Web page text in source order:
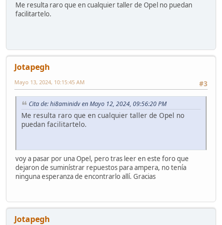
Me resulta raro que en cualquier taller de Opel no puedan
facilitartelo.
Jotapegh
#3
Mayo 13, 2024, 10:15:45 AM
Cita de: hi8aminidv en Mayo 12, 2024, 09:56:20 PM
Me resulta raro que en cualquier taller de Opel no
puedan facilitartelo.
voy a pasar por una Opel, pero tras leer en este foro que
dejaron de suminístrar repuestos para ampera, no tenía
ninguna esperanza de encontrarlo allí. Gracias
Jotapegh